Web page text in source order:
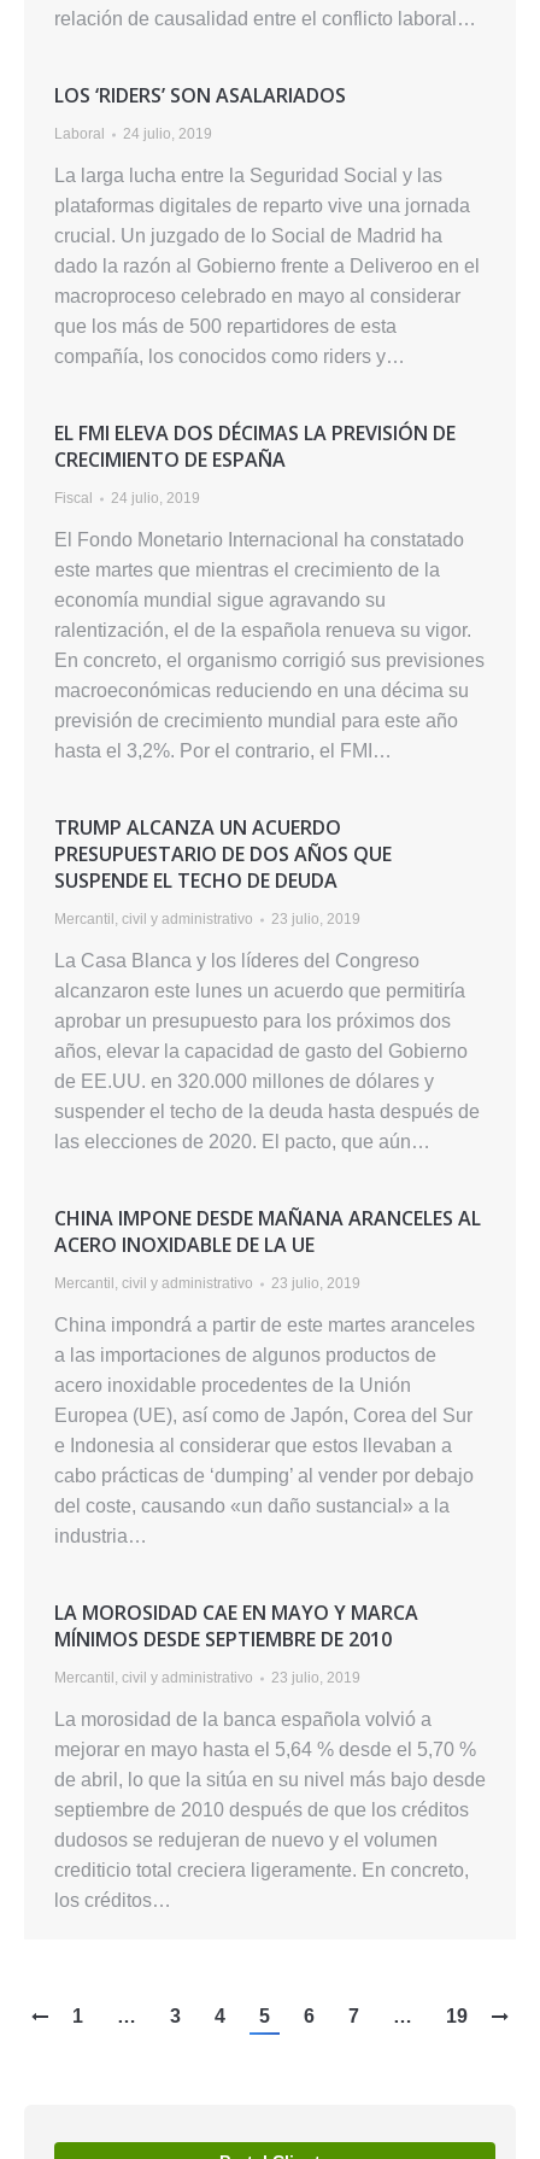
relación de causalidad entre el conflicto laboral…
LOS ‘RIDERS’ SON ASALARIADOS
Laboral 24 julio, 2019
La larga lucha entre la Seguridad Social y las
plataformas digitales de reparto vive una jornada
crucial. Un juzgado de lo Social de Madrid ha
dado la razón al Gobierno frente a Deliveroo en el
macroproceso celebrado en mayo al considerar
que los más de 500 repartidores de esta
compañía, los conocidos como riders y…
EL FMI ELEVA DOS DÉCIMAS LA PREVISIÓN DE
CRECIMIENTO DE ESPAÑA
Fiscal 24 julio, 2019
El Fondo Monetario Internacional ha constatado
este martes que mientras el crecimiento de la
economía mundial sigue agravando su
ralentización, el de la española renueva su vigor.
En concreto, el organismo corrigió sus previsiones
macroeconómicas reduciendo en una décima su
previsión de crecimiento mundial para este año
hasta el 3,2%. Por el contrario, el FMI…
TRUMP ALCANZA UN ACUERDO
PRESUPUESTARIO DE DOS AÑOS QUE
SUSPENDE EL TECHO DE DEUDA
Mercantil, civil y administrativo 23 julio, 2019
La Casa Blanca y los líderes del Congreso
alcanzaron este lunes un acuerdo que permitiría
aprobar un presupuesto para los próximos dos
años, elevar la capacidad de gasto del Gobierno
de EE.UU. en 320.000 millones de dólares y
suspender el techo de la deuda hasta después de
las elecciones de 2020. El pacto, que aún…
CHINA IMPONE DESDE MAÑANA ARANCELES AL
ACERO INOXIDABLE DE LA UE
Mercantil, civil y administrativo 23 julio, 2019
China impondrá a partir de este martes aranceles
a las importaciones de algunos productos de
acero inoxidable procedentes de la Unión
Europea (UE), así como de Japón, Corea del Sur
e Indonesia al considerar que estos llevaban a
cabo prácticas de ‘dumping’ al vender por debajo
del coste, causando «un daño sustancial» a la
industria…
LA MOROSIDAD CAE EN MAYO Y MARCA
MÍNIMOS DESDE SEPTIEMBRE DE 2010
Mercantil, civil y administrativo 23 julio, 2019
La morosidad de la banca española volvió a
mejorar en mayo hasta el 5,64 % desde el 5,70 %
de abril, lo que la sitúa en su nivel más bajo desde
septiembre de 2010 después de que los créditos
dudosos se redujeran de nuevo y el volumen
crediticio total creciera ligeramente. En concreto,
los créditos…
1 … 3 4 5 6 7 … 19